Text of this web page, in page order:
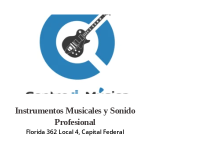
Instrumentos Musicales y Sonido
Profesional
Florida 362 Local 4, Capital Federal